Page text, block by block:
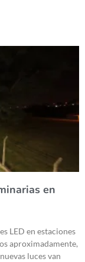
en
LED en estaciones
aproximadamente,
luces van